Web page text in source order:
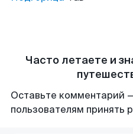
Часто летаете и
Оставьте комментарий
пользователям принять